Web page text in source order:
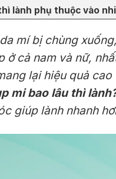
lành phụ thuộc vào
mí bị chùng
cả nam và nữ,
lại hiệu quả
mi bao lâu thì
giúp lành nhanh